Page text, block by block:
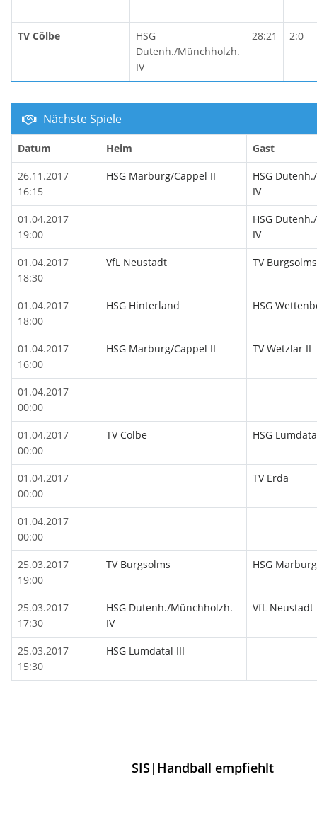
TV Cölbe
HSG
Dutenh./Münchholzh.
IV
28:21 2:0
Nächste Spiele
Datum Heim Gast
26.11.2017
16:15
HSG Marburg/Cappel II
HSG
IV
01.04.2017
19:00
HSG
IV
01.04.2017
18:30
VfL Neustadt TV Burgsolms
01.04.2017
18:00
HSG Hinterland HSG
01.04.2017
16:00
HSG Marburg/Cappel II TV Wetzlar II
01.04.2017
00:00
01.04.2017
00:00
TV Cölbe HSG
01.04.2017
00:00
TV Erda
01.04.2017
00:00
25.03.2017
19:00
TV Burgsolms HSG
25.03.2017
17:30
HSG Dutenh./Münchholzh.
IV
VfL Neustadt
25.03.2017
15:30
HSG Lumdatal III
SIS|Handball empfiehlt